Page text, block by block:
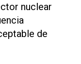
nuclear
de